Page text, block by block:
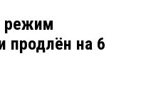
режим
продлён на 6